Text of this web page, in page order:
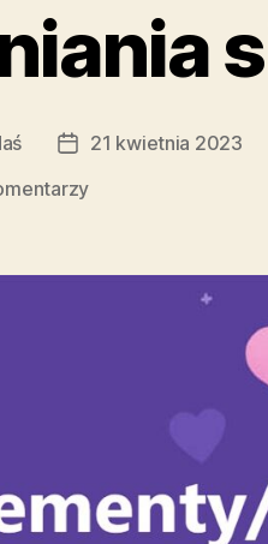
Data21 kwietnia 2023
do
siebie